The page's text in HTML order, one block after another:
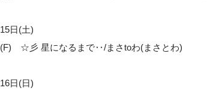
15日(土)
(F) ☆彡 星になるまで‥/まさtoわ(まさとわ)
16日(日)